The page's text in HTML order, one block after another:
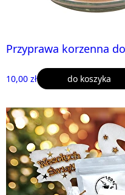
Przyprawa korzenna
10,00 zł do koszyka